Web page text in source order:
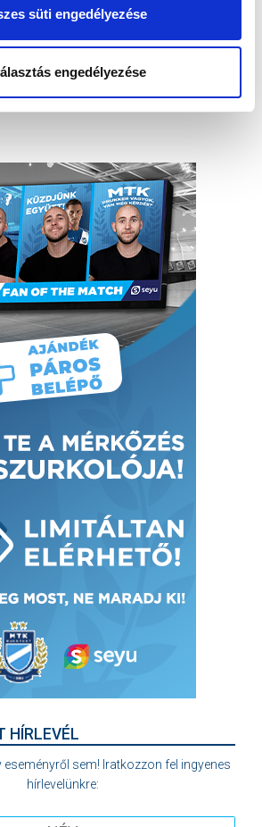
süti engedélyezése
engedélyezése
HÍRLEVÉL
eseményről sem! Iratkozzon fel ingyenes
hírlevelünkre: